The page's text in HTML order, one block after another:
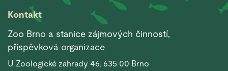
Kontakt
Zoo Brno a stanice zájmových činností,
příspěvková organizace
U Zoologické zahrady 46, 635 00 Brno